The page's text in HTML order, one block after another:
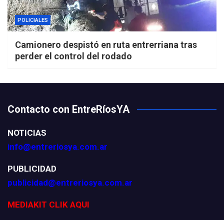
POLICIALES
Camionero despistó en ruta entrerriana tras
perder el control del rodado
Contacto con EntreRíosYA
NOTICIAS
info@entreriosya.com.ar
PUBLICIDAD
publicidad@entreriosya.com.ar
MEDIAKIT CLIK AQUI